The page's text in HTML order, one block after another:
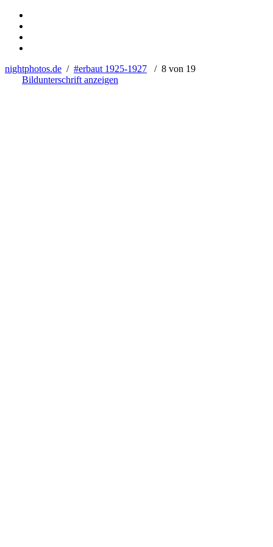
nightphotos.de / #erbaut 1925-1927 / 8 von 19
Bildunterschrift anzeigen